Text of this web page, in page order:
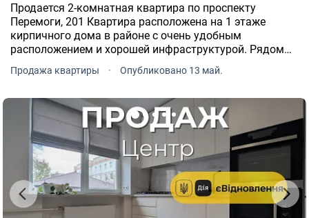
Продается 2-комнатная квартира по проспекту
Перемоги, 201 Квартира расположена на 1 этаже
кирпичного дома в районе с очень удобным
расположением и хорошей инфраструктурой. Рядом
школы, детские сады и все необходимое для
Продажа квартиры · Опубликовано 13 май.